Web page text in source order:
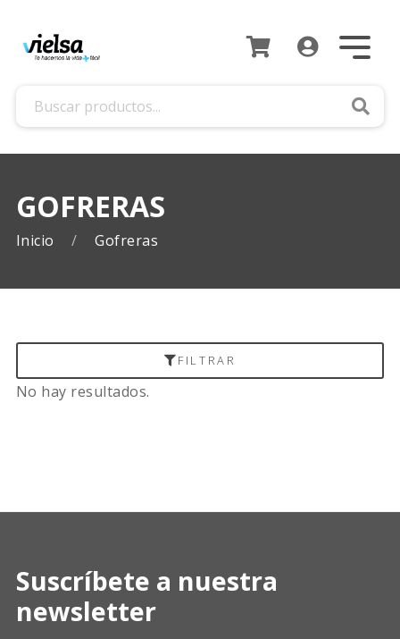
GOFRERAS
Inicio Gofreras
FILTRAR
No hay resultados.
Suscríbete a nuestra
newsletter